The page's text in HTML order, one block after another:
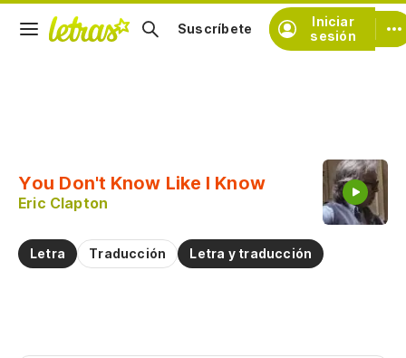
Iniciar
sesión
Suscríbete
You Don't Know Like I Know
Eric Clapton
Letra Traducción Letra y traducción
Practicar la pronunciación de